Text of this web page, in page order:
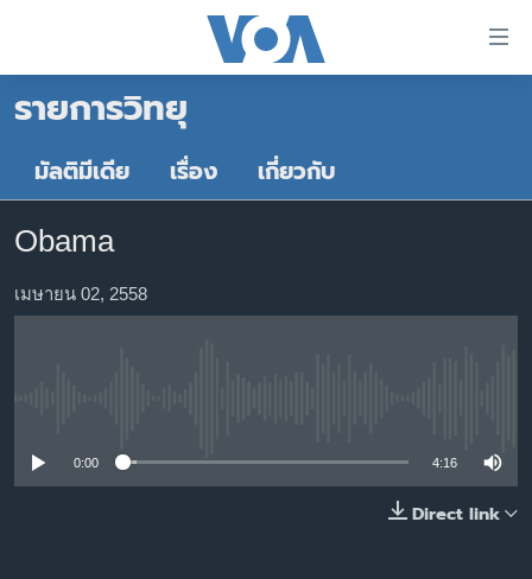
ต่อ
เนื้อหา
ข้าม
หน้า
การ
ค้นหา
หน้าหลัก
โลก
เอเชีย
สหรัฐฯ
ไทย
ไลฟ์สไตล์
รายการวิทยุ
มัลติมีเดีย เรื่อง เกี่ยวกับ
Obama
เมษายน 02, 2558
0:00 4:16
Direct link